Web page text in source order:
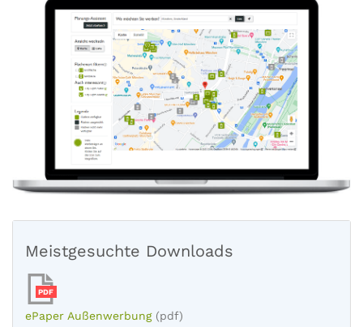
Meistgesuchte Downloads
PDF
ePaper Außenwerbung (pdf)